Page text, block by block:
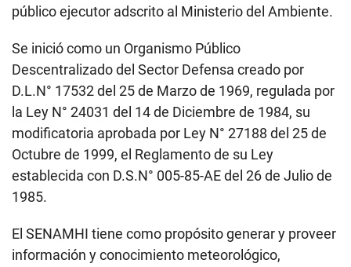
público ejecutor adscrito al Ministerio del Ambiente.
Se inició como un Organismo Público
Descentralizado del Sector Defensa creado por
D.L.N° 17532 del 25 de Marzo de 1969, regulada por
la Ley N° 24031 del 14 de Diciembre de 1984, su
modificatoria aprobada por Ley N° 27188 del 25 de
Octubre de 1999, el Reglamento de su Ley
establecida con D.S.N° 005-85-AE del 26 de Julio de
1985.
El SENAMHI tiene como propósito generar y proveer
información y conocimiento meteorológico,